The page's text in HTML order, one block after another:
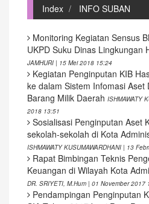
Index INFO SUBAN
Monitoring Kegiatan Sensus
UKPD Suku Dinas Lingkungan
JAMHURI | 15 Mei 2018 15:24
Kegiatan Penginputan KIB
ke dalam Sistem Infomasi Aset
Barang Milik Daerah ISHMAWATY
2018 13:51
Sosialisasi Penginputan Aset
sekolah-sekolah di Kota
ISHMAWATY KUSUMAWARDHANI | 13
Rapat Bimbingan Teknis
Keuangan di Wilayah Kota
DR. SRIYETI, M.Hum | 01 November 2017
Pendampingan Penginputan